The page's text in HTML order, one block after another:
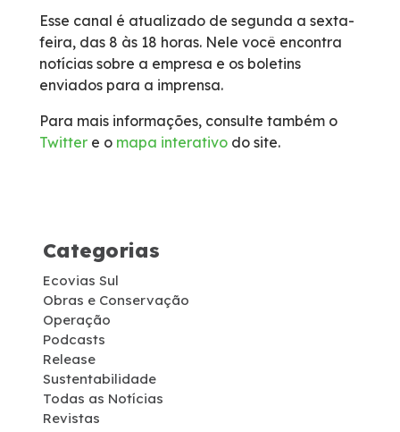
Inspeção de Tráfego
Guincho
Socorro Médico
Cargas Especiais
Links Úteis
SAU's
Carta ao Usuário
Esse canal é atualizado de segunda a sexta-
feira, das 8 às 18 horas. Nele você encontra
notícias sobre a empresa e os boletins
enviados para a imprensa.
Para mais informações, consulte também o
Twitter e o mapa interativo do site.
Categorias
Ecovias Sul
Obras e Conservação
Operação
Podcasts
Release
Sustentabilidade
Todas as Notícias
Revistas